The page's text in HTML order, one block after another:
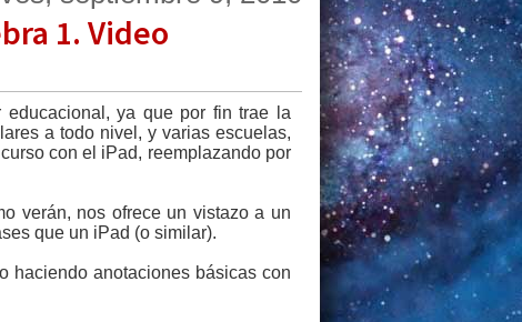
1. Video
ya que por fin trae la
a todo nivel, y varias escuelas,
con el iPad, reemplazando por
verán, nos ofrece un vistazo a un
que un iPad (o similar).
haciendo anotaciones básicas con